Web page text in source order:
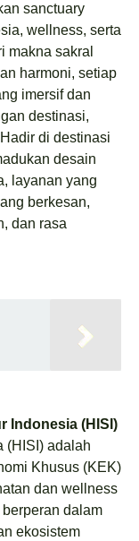
sanctuary
wellness, serta
makna sakral
harmoni, setiap
imersif dan
destinasi,
di destinasi
desain
layanan yang
berkesan,
dan rasa
Indonesia (HISI)
(HISI) adalah
Khusus (KEK)
dan wellness
dalam
ekosistem